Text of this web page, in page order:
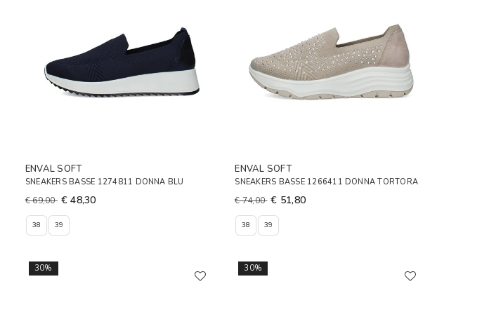
ENVAL SOFT
SNEAKERS BASSE 1274811 DONNA BLU
€ 69,00 € 48,30
38 39
ENVAL SOFT
SNEAKERS BASSE 1266411 DONNA TORTORA
€ 74,00 € 51,80
38 39
30% 30%